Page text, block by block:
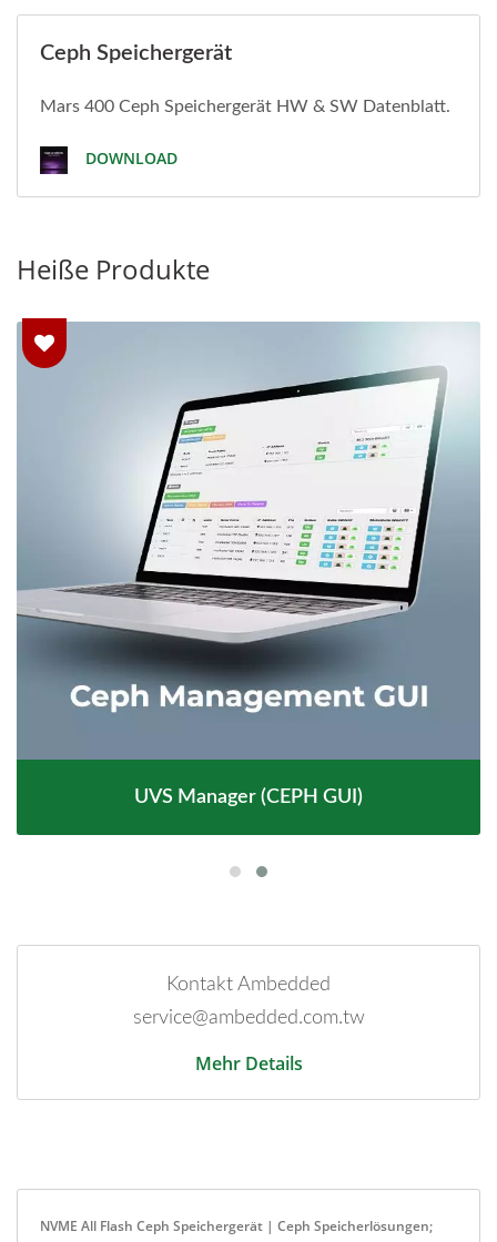
Ceph Speichergerät
Mars 400 Ceph Speichergerät HW & SW Datenblatt.
DOWNLOAD
Heiße Produkte
UVS Manager (CEPH GUI)
Kontakt Ambedded
service@ambedded.com.tw
Mehr Details
NVME All Flash Ceph Speichergerät | Ceph Speicherlösungen;